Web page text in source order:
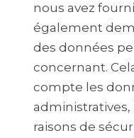
nous avez
également
des données
concernant.
compte les
raisons de